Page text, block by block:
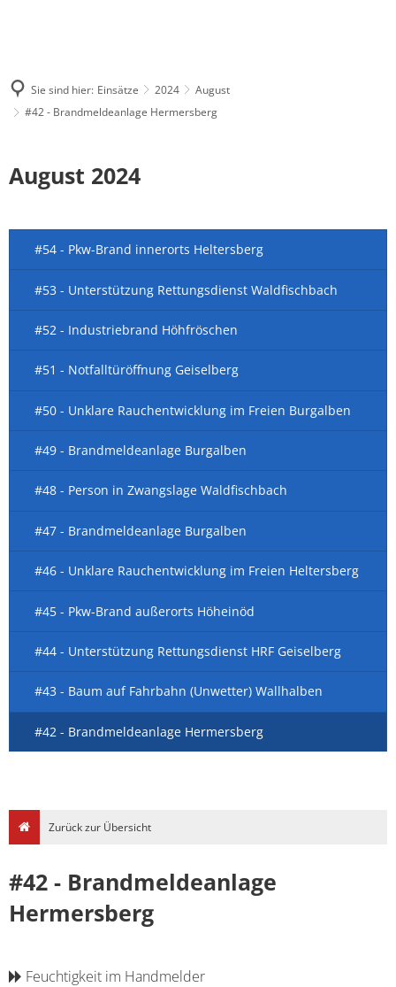
Sie sind hier: Einsätze 2024
August
#42 - Brandmeldeanlage Hermersberg
August 2024
#54 - Pkw-Brand innerorts Heltersberg
#53 - Unterstützung Rettungsdienst Waldfischbach
#52 - Industriebrand Höhfröschen
#51 - Notfalltüröffnung Geiselberg
#50 - Unklare Rauchentwicklung im Freien Burgalben
#49 - Brandmeldeanlage Burgalben
#48 - Person in Zwangslage Waldfischbach
#47 - Brandmeldeanlage Burgalben
#46 - Unklare Rauchentwicklung im Freien Heltersberg
#45 - Pkw-Brand außerorts Höheinöd
#44 - Unterstützung Rettungsdienst HRF Geiselberg
#43 - Baum auf Fahrbahn (Unwetter) Wallhalben
#42 - Brandmeldeanlage Hermersberg
Zurück zur Übersicht
#42 - Brandmeldeanlage
Hermersberg
Feuchtigkeit im Handmelder